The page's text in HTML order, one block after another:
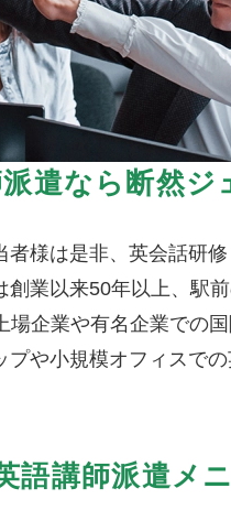
遣なら断然ジ
様は是非、英会話研
業以来50年以上、駅
企業や有名企業での
や小規模オフィスで
語講師派遣メ